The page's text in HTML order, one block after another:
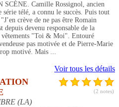
SCÈNE. Camille Rossignol, ancien
série télé, a connu le succès. Puis tout
"J’en crève de ne pas être Romain
depuis devenu responsable de la
vêtements "Toi & Moi". Entouré
pas motivée et de Pierre-Marie
motivé. Mais ...
Voir tous les détails
(2 notes)
(LA)